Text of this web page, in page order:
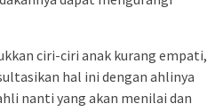
ciri-ciri anak kurang empati,
hal ini dengan ahlinya
nanti yang akan menilai dan